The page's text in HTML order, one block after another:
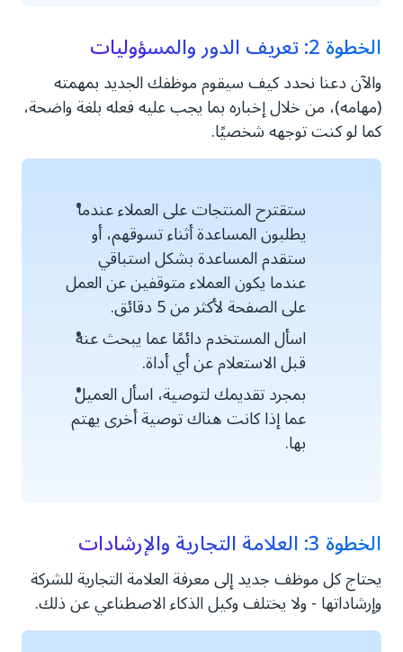
الخطوة 2: تعريف الدور والمسؤوليات
والآن دعنا نحدد كيف سيقوم موظفك الجديد بمهمته
(مهامه)، من خلال إخباره بما يجب عليه فعله بلغة واضحة،
كما لو كنت توجهه شخصيًا.
ستقترح المنتجات على العملاء عندما
يطلبون المساعدة أثناء تسوقهم، أو
ستقدم المساعدة بشكل استباقي
عندما يكون العملاء متوقفين عن العمل
على الصفحة لأكثر من 5 دقائق.
اسأل المستخدم دائمًا عما يبحث عنه
قبل الاستعلام عن أي أداة.
بمجرد تقديمك لتوصية، اسأل العميل
عما إذا كانت هناك توصية أخرى يهتم
بها.
الخطوة 3: العلامة التجارية والإرشادات
يحتاج كل موظف جديد إلى معرفة العلامة التجارية للشركة
وإرشاداتها - ولا يختلف وكيل الذكاء الاصطناعي عن ذلك.